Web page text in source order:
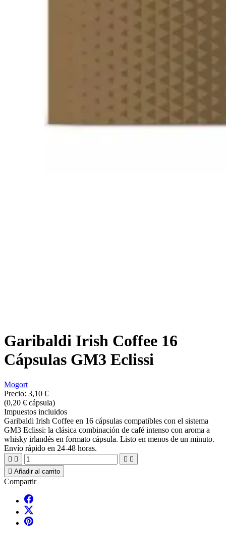
Garibaldi Irish Coffee 16
Cápsulas GM3 Eclissi
Mogort
Precio: 3,10 €
(0,20 € cápsula)
Impuestos incluidos
Garibaldi Irish Coffee en 16 cápsulas compatibles con el sistema
GM3 Eclissi: la clásica combinación de café intenso con aroma a
whisky irlandés en formato cápsula. Listo en menos de un minuto.
Envío rápido en 24-48 horas.
   
 Añadir al carrito
Compartir